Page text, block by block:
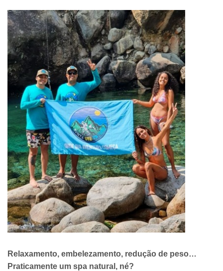
Relaxamento, embelezamento, redução de peso…
Praticamente um spa natural, né?